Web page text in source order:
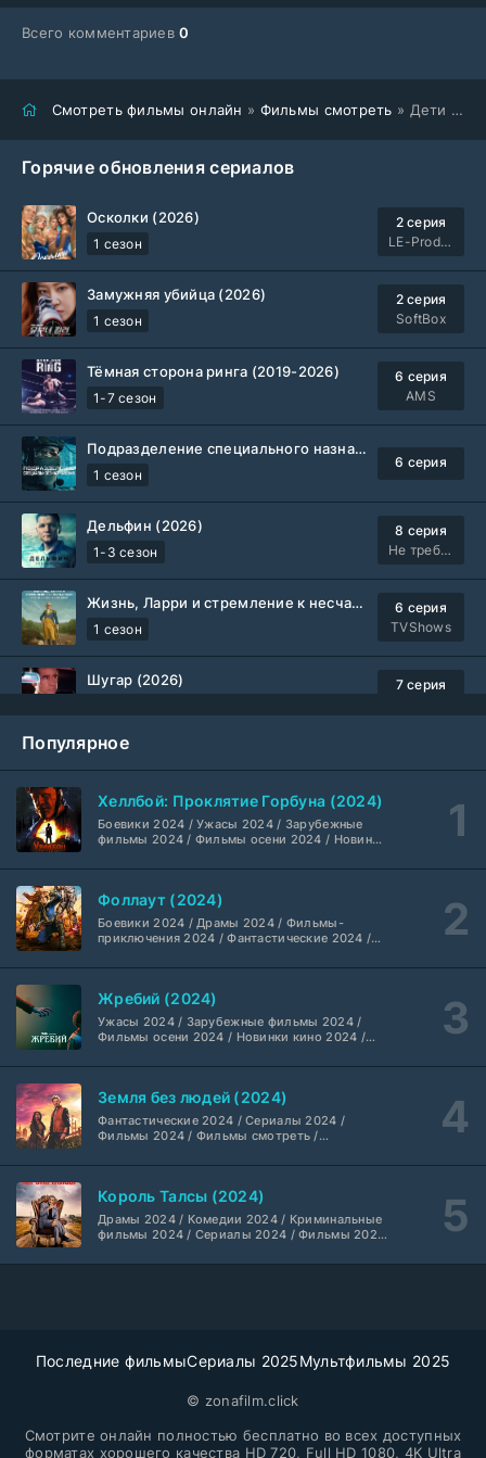
Всего комментариев0
Смотреть фильмы онлайн » Фильмы смотреть » Дети рая (2026)
Горячие обновления сериалов
Осколки (2026)
1 сезон
2 серия
LE-Production
Замужняя убийца (2026)
1 сезон
2 серия
SoftBox
Тёмная сторона ринга (2019-2026)
1-7 сезон
6 серия
AMS
Подразделение специального назначения (2026)
1 сезон
6 серия
Дельфин (2026)
1-3 сезон
8 серия
Не требуется
Жизнь, Ларри и стремление к несчастью: Почти история Америки (2026)
1 сезон
6 серия
TVShows
Шугар (2026)
7 серия
Укрытие (2026)
Мыс страха (2026)
1-2 сезон
2 серия
LostFilm
1 сезон
Дубляж HDrezka St.
Анна медиум (2021-2026)
1-5 сезон
2 серия
Преступление с низким IQ (2026)
1 сезон
DubLik.TV
Страна боев (2026)
1 сезон
1 серия
Чудо-человек (2026)
Красота (2026)
Популярное
Хеллбой: Проклятие Горбуна (2024)
Боевики 2024 / Ужасы 2024 / Зарубежные
фильмы 2024 / Фильмы осени 2024 / Новинки
2024 / Американские фильмы / Фильмы
высоким рейтингом / Интересные фильмы /
Крутые фильмы / Популярные фильмы
Фоллаут (2024)
Боевики 2024 / Драмы 2024 / Фильмы-
приключения 2024 / Фантастические 2024 /
смотреть / Сериалы в 4K UHD / Американские
Жребий (2024)
Ужасы 2024 / Зарубежные фильмы 2024 /
Фильмы осени 2024 / Новинки кино 2024 /
Американские фильмы / Фильмы смотреть /
фильмы / Крутые фильмы / Популярные
фильмы
Земля без людей (2024)
Фантастические 2024 / Сериалы 2024 /
Фильмы 2024 / Фильмы смотреть /
Король Талсы (2024)
Драмы 2024 / Комедии 2024 / Криминальные
фильмы 2024 / Сериалы 2024 / Фильмы 2024
Последние фильмыСериалы 2025Мультфильмы 2025
© zonafilm.click
Смотрите онлайн полностью бесплатно во всех доступных
форматах хорошего качества HD 720, Full HD 1080, 4K Ultra